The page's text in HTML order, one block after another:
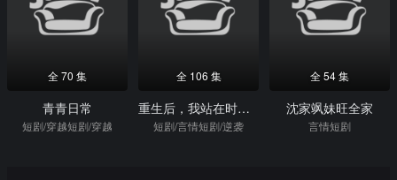
全 70 集
青青日常
短剧/穿越短剧/穿越
全 106 集
重生后，我站在时代风口之巅
短剧/言情短剧/逆袭
全 54 集
沈家飒妹旺全家
言情短剧